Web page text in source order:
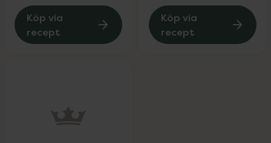
Köp via
recept
Köp via
recept